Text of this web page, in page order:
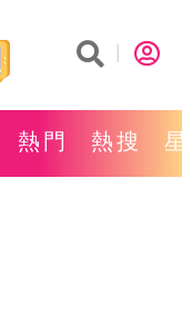
熱門 熱搜